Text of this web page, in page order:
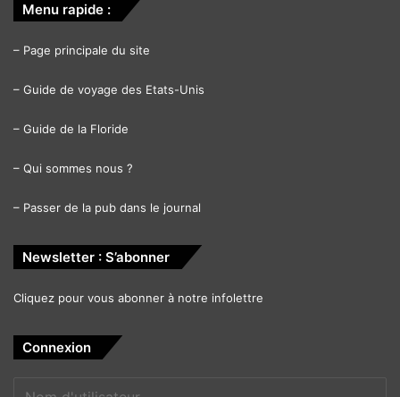
Menu rapide :
– Page principale du site
– Guide de voyage des Etats-Unis
– Guide de la Floride
– Qui sommes nous ?
– Passer de la pub dans le journal
Newsletter : S’abonner
Cliquez pour vous abonner à notre infolettre
Connexion